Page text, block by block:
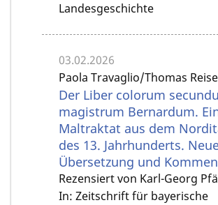
Landesgeschichte
03.02.2026
Paola Travaglio/Thomas
Der Liber colorum
magistrum Bernardum.
Maltraktat aus dem
des 13. Jahrhunderts.
Übersetzung und
Rezensiert von Karl-Georg
In: Zeitschrift für bayerische